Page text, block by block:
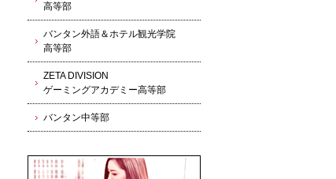
高等部
バンタン外語＆ホテル観光学院
高等部
ZETA DIVISION
ゲーミングアカデミー高等部
バンタン中等部